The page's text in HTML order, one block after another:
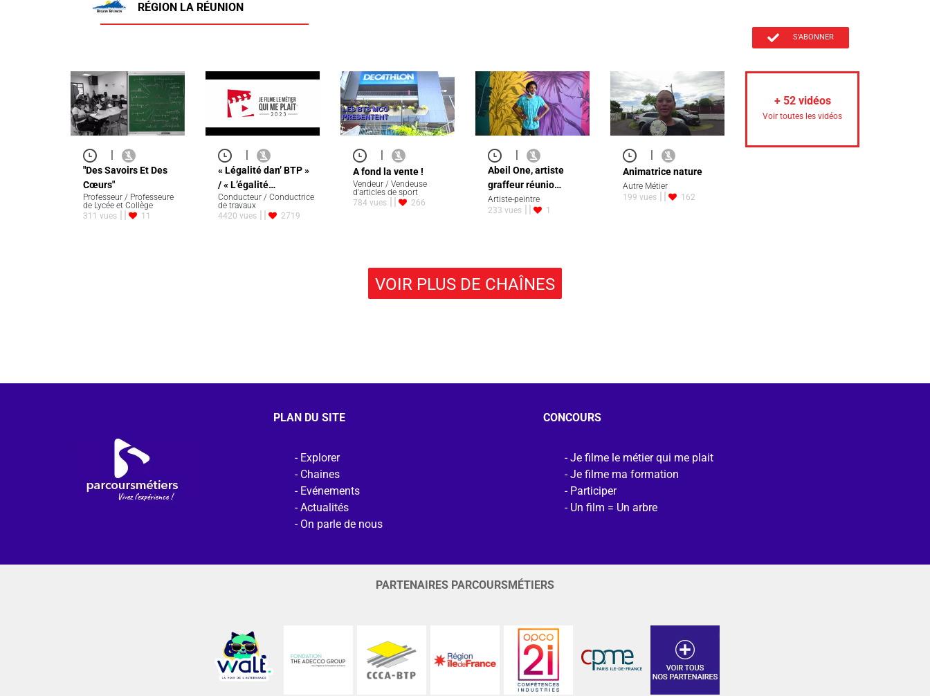
RÉGION LA RÉUNION
S'ABONNER
"Des Savoirs Et Des
Cœurs"
Professeur / Professeure
de Lycée et Collège
311 vues
11
« Légalité dan’ BTP »
/ « L’égalité…
Conducteur / Conductrice
de travaux
4420 vues
2719
A fond la vente !
Vendeur / Vendeuse
d'articles de sport
784 vues
266
Abeil One, artiste
graffeur réunio…
Artiste-peintre
233 vues
1
Animatrice nature
Autre Métier
199 vues
162
+ 52vidéos
Voir toutes les vidéos
VOIR PLUS DE CHAÎNES
PLAN DU SITE
Explorer
Chaines
Evénements
Actualités
On parle de nous
CONCOURS
Je filme le métier qui me plait
Je filme ma formation
Participer
Un film = Un arbre
PARTENAIRES PARCOURSMÉTIERS